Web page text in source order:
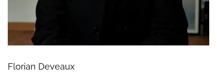
Florian Deveaux